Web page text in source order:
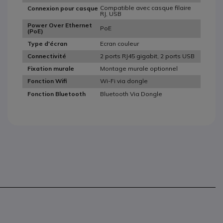
Connexion pour casque Compatible avec casque filaire
RJ, USB
Power Over Ethernet
(PoE)
PoE
Type d'écran
Ecran couleur
Connectivité
2 ports RJ45 gigabit, 2 ports USB
Fixation murale
Montage murale optionnel
Fonction Wifi
Wi-Fi via dongle
Fonction Bluetooth
Bluetooth Via Dongle